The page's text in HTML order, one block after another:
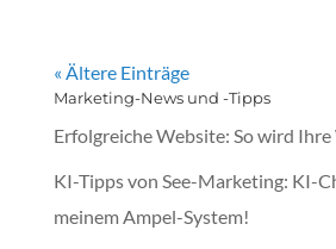
« Ältere Einträge
Marketing-News und -Tipps
Erfolgreiche Website: So wird Ihre
KI-Tipps von See-Marketing: KI-
meinem Ampel-System!